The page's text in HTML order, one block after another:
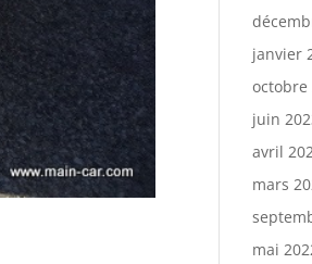
janvier
octobre
juin
avril
mars
mai